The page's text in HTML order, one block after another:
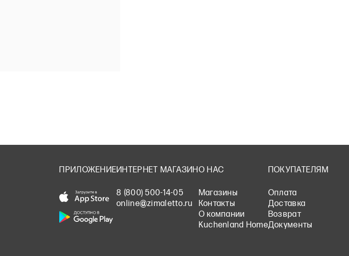
ПРИЛОЖЕНИЕИНТЕРНЕТ МАГАЗИН
8 (800) 500-14-05
online@zimaletto.ru
О НАС
Магазины
Контакты
О компании
Kuchenland Home
ПОКУПАТЕЛЯМ
Оплата
Доставка
Возврат
Документы